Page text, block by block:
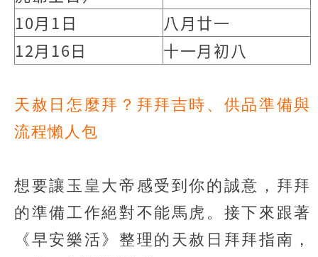
10月1日
八月廿一
12月16日
十一月初八
天赦日怎麼拜？拜拜吉時、供品準備與
流程懶人包
想要讓玉皇大帝感受到你的誠意，拜拜
的準備工作絕對不能馬虎。接下來跟著
《早安樂活》整理的天赦日拜拜指南，